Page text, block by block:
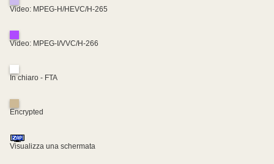
Video: MPEG-H/HEVC/H-265
Video: MPEG-I/VVC/H-266
In chiaro - FTA
Encrypted
Visualizza una schermata